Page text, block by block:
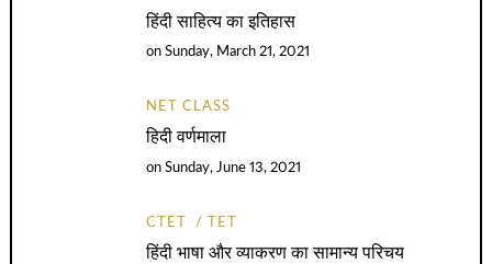
हिंदी साहित्य का इतिहास
onSunday, March 21, 2021
NET CLASS
हिदी वर्णमाला
onSunday, June 13, 2021
CTET TET
हिंदी भाषा और व्याकरण का सामान्य परिचय